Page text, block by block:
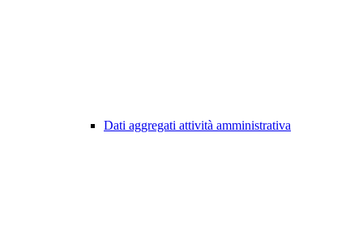
Dati aggregati attività amministrativa